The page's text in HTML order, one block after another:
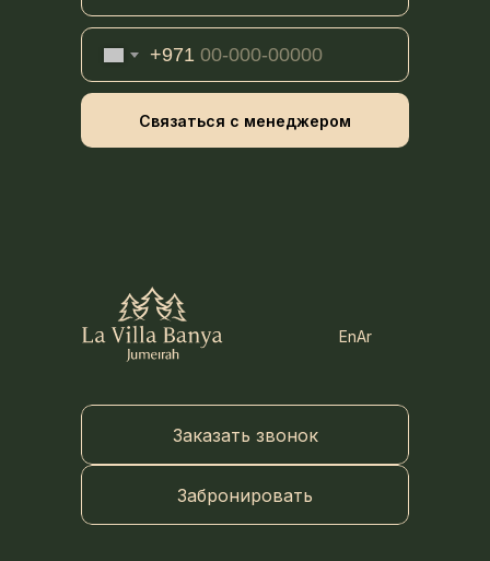
+971
Связаться с менеджером
EnAr
Заказать звонок
Забронировать